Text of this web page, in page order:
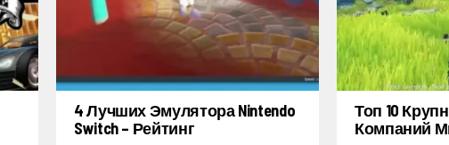
4 Лучших Эмулятора Nintendo
Switch – Рейтинг
Топ 10
Компаний